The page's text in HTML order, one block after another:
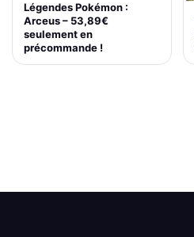
Légendes Pokémon :
Arceus – 53,89€
seulement en
précommande !